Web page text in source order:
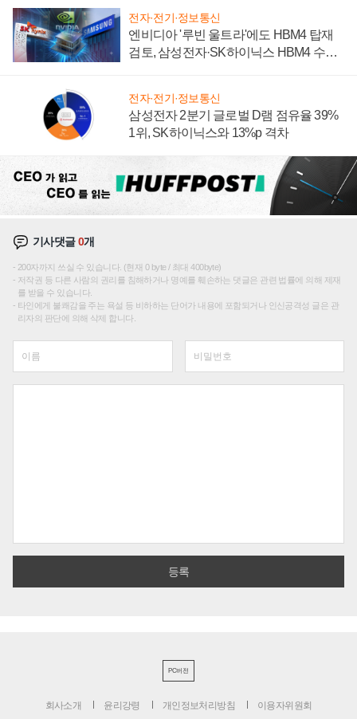
전자·전기·정보통신
엔비디아 '루빈 울트라'에도 HBM4 탑재
검토, 삼성전자·SK하이닉스 HBM4 수율
전자·전기·정보통신
삼성전자 2분기 글로벌 D램 점유율 39%
1위, SK하이닉스와 13%p 격차
기사댓글0개
200자까지 쓰실 수 있습니다. (현재 0 byte / 최대 400byte)
저작권 등 다른 사람의 권리를 침해하거나 명예를 훼손하는 댓글은 관련 법률에 의해 제재
를 받을 수 있습니다.
타인에게 불쾌감을 주는 욕설 등 비하하는 단어가 내용에 포함되거나 인신공격성 글은 관
리자의 판단에 의해 삭제 합니다.
PC버전
회사소개 윤리강령 개인정보처리방침 이용자위원회